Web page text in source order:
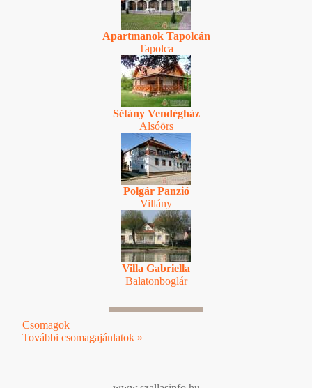
Apartmanok Tapolcán
Tapolca
Sétány Vendégház
Alsóörs
Polgár Panzió
Villány
Villa Gabriella
Balatonboglár
Csomagok
További csomagajánlatok »